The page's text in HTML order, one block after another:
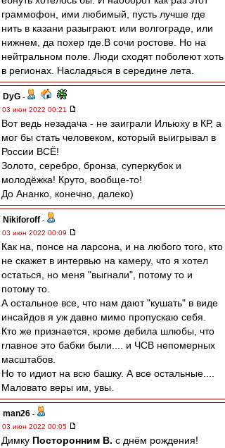
граммофон, ими любимый, пусть лучше где
нить в казани разыграют. или волгограде, или
нижнем, да похер где.В сочи ростове. Но на
нейтральном поле. Люди сходят поболеют хоть
в регионах. Насладяься в середине лета.
DyG -
03 июн 2022 00:21
Вот ведь незадача - не заиграли Ильюху в КР, а
мог бы стать человеком, который выигрывал в
России ВСЁ!
Золото, серебро, бронза, суперкубок и
молодёжка! Круто, вообще-то!
До Ананко, конечно, далеко)
Nikiforoff -
03 июн 2022 00:09
Как на, понсе на ларсона, и на любого того, кто
не скажет в интервью на камеру, что я хотел
остаться, но меня "выгнали", потому то и
потому то.
А остальное все, что нам дают "кушать" в виде
инсайдов я уж давно мимо пропускаю себя.
Кто же признается, кроме дебила шлюбы, что
главное это бабки были.... и ЧСВ непомерных
масштабов.
Но то идиот на всю башку. А все остальные....
Маловато веры им, увы.
man26 -
03 июн 2022 00:05
Димку Посторонним В. с днём рождения!